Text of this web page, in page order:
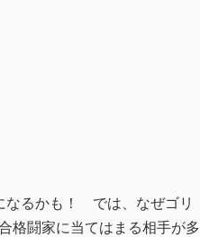
なるかも！ では、なぜゴリ
格闘家に当てはまる相手が多